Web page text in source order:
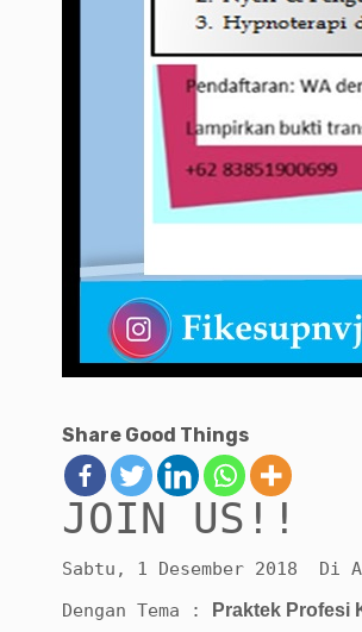
Share Good Things
JOIN US!!
Sabtu, 1 Desember 2018 Di
Dengan Tema :
Praktek Profesi